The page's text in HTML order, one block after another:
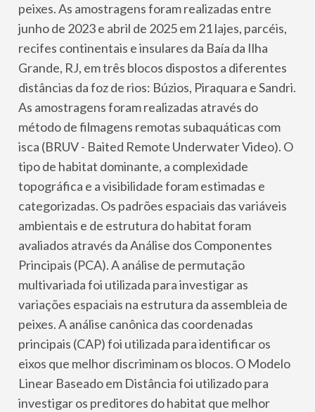
peixes. As amostragens foram realizadas entre
junho de 2023 e abril de 2025 em 21 lajes, parcéis,
recifes continentais e insulares da Baía da Ilha
Grande, RJ, em três blocos dispostos a diferentes
distâncias da foz de rios: Búzios, Piraquara e Sandri.
As amostragens foram realizadas através do
método de filmagens remotas subaquáticas com
isca (BRUV - Baited Remote Underwater Video). O
tipo de habitat dominante, a complexidade
topográfica e a visibilidade foram estimadas e
categorizadas. Os padrões espaciais das variáveis
ambientais e de estrutura do habitat foram
avaliados através da Análise dos Componentes
Principais (PCA). A análise de permutação
multivariada foi utilizada para investigar as
variações espaciais na estrutura da assembleia de
peixes. A análise canônica das coordenadas
principais (CAP) foi utilizada para identificar os
eixos que melhor discriminam os blocos. O Modelo
Linear Baseado em Distância foi utilizado para
investigar os preditores do habitat que melhor